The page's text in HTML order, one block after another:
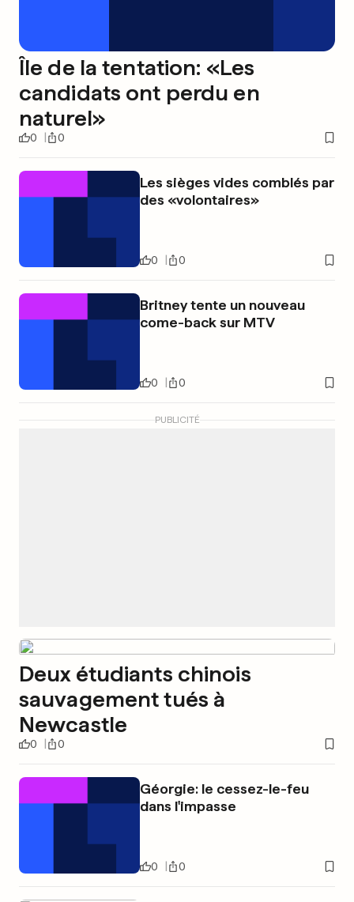
Île de la tentation: «Les
candidats ont perdu en
naturel»
0 0
Les sièges vides comblés par
des «volontaires»
0 0
Britney tente un nouveau
come-back sur MTV
0 0
PUBLICITÉ
Deux étudiants chinois
sauvagement tués à
Newcastle
0 0
Géorgie: le cessez-le-feu
dans l'impasse
0 0